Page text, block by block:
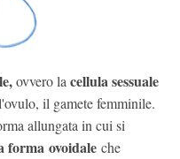
ovvero lacellula sessuale
il gamete femminile.
allungata in cui si
forma ovoidale che